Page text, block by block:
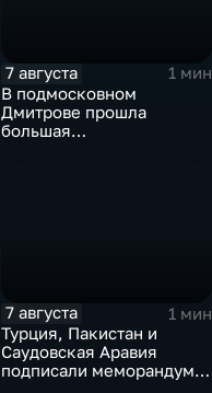
7 августа
1 мин
В подмосковном
Дмитрове прошла
большая
7 августа
1 мин
Турция, Пакистан и
Саудовская Аравия
подписали меморандум о